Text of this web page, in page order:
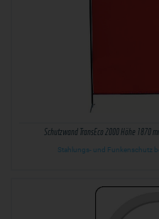
Schutzwand TransEco 2000 Höhe 1870
Stahlungs- und Funkenschutz